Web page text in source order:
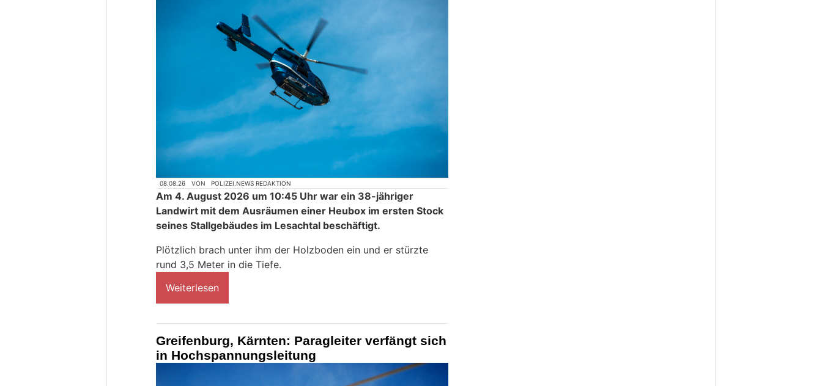
08.08.26 VON POLIZEI.NEWS REDAKTION
Am 4. August 2026 um 10:45 Uhr war ein 38-jähriger
Landwirt mit dem Ausräumen einer Heubox im ersten Stock
seines Stallgebäudes im Lesachtal beschäftigt.
Plötzlich brach unter ihm der Holzboden ein und er stürzte
rund 3,5 Meter in die Tiefe.
Weiterlesen
Greifenburg, Kärnten: Paragleiter verfängt sich
in Hochspannungsleitung